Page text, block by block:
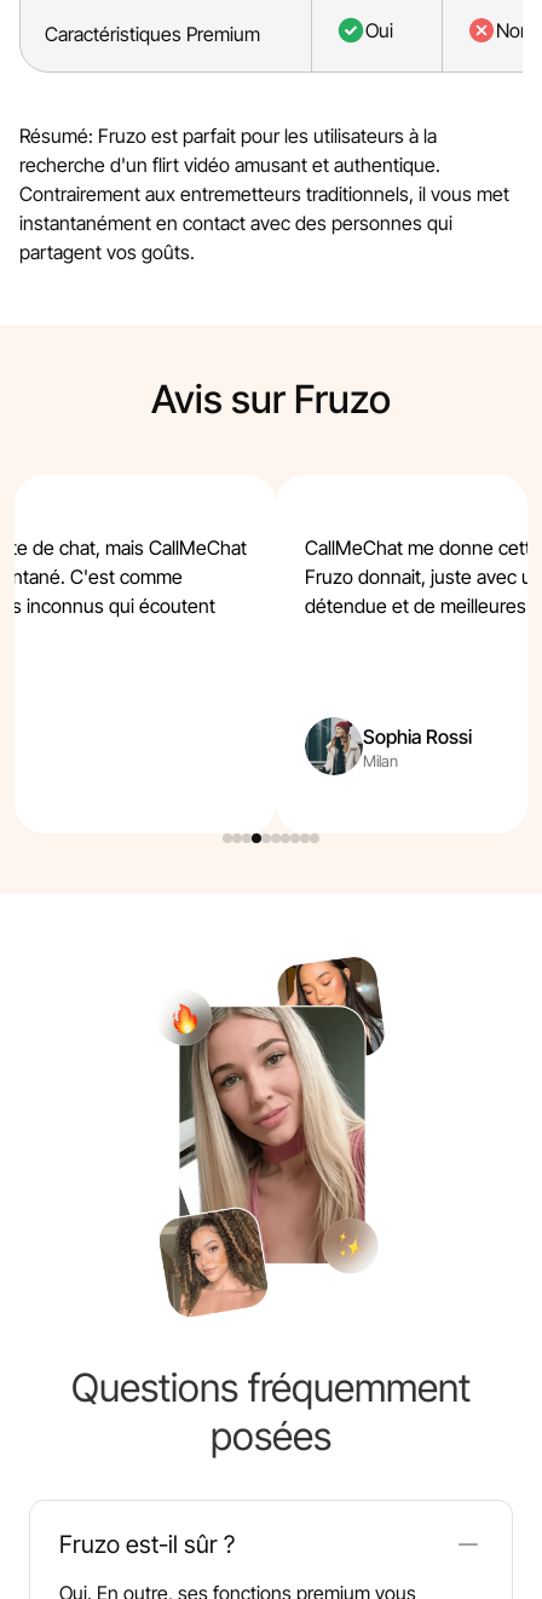
Caractéristiques Premium Oui Non
Résumé: Fruzo est parfait pour les utilisateurs à la
recherche d'un flirt vidéo amusant et authentique.
Contrairement aux entremetteurs traditionnels, il vous met
instantanément en contact avec des personnes qui
partagent vos goûts.
Avis sur Fruzo
de chat, mais CallMeChat
C'est comme
inconnus qui écoutent
CallMeChat me donne
Fruzo donnait, juste avec
détendue et de meilleures
Sophia Rossi
Milan
Questions fréquemment
posées
Fruzo est-il sûr ?
Oui. En outre, ses fonctions premium vous